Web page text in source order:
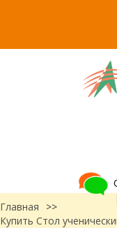
Главная
>>
Купить Стол